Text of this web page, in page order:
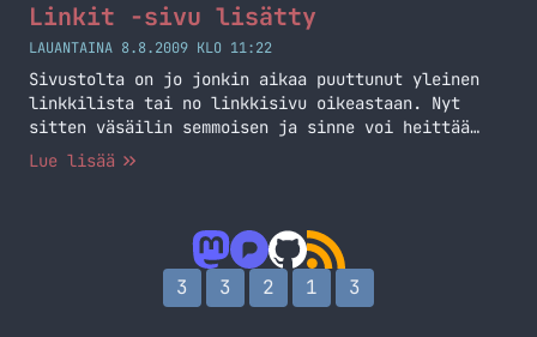
Linkit -sivu lisätty
LAUANTAINA 8.8.2009 KLO 11:22
Sivustolta on jo jonkin aikaa puuttunut yleinen
linkkilista tai no linkkisivu oikeastaan. Nyt
sitten väsäilin semmoisen ja sinne voi heittää
kommenttina oman sivun linkin niin mikäli koen
Lue lisää
3 3 2 1 3